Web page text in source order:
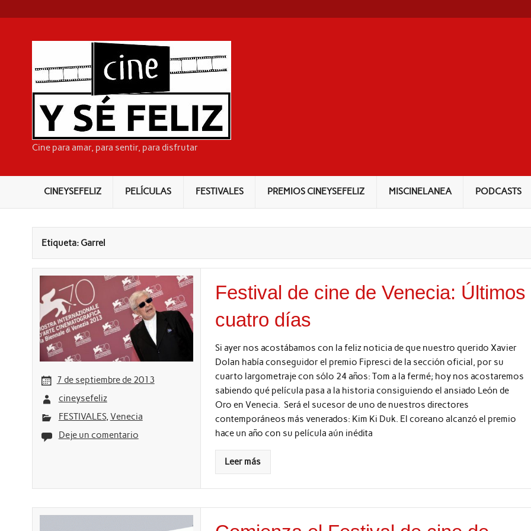
content
Cine para amar, para sentir, para disfrutar
CINEYSEFELIZ PELÍCULAS FESTIVALES PREMIOS CINEYSEFELIZ MISCINELANEA PODCASTS
Etiqueta: Garrel
7 de septiembre de 2013
cineysefeliz
FESTIVALES, Venecia
Deje un comentario
Festival de cine de Venecia: Últimos
cuatro días
Si ayer nos acostábamos con la feliz noticia de que nuestro querido Xavier
Dolan había conseguidor el premio Fipresci de la sección oficial, por su
cuarto largometraje con sólo 24 años: Tom a la fermé; hoy nos acostaremos
sabiendo qué película pasa a la historia consiguiendo el ansiado León de
Oro en Venecia. Será el sucesor de uno de nuestros directores
contemporáneos más venerados: Kim Ki Duk. El coreano alcanzó el premio
hace un año con su película aún inédita
Leer más